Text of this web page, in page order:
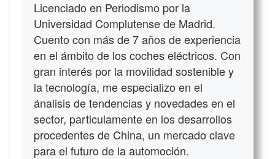
Licenciado en Periodismo por la
Universidad Complutense de Madrid.
Cuento con más de 7 años de experiencia
en el ámbito de los coches eléctricos. Con
gran interés por la movilidad sostenible y
la tecnología, me especializo en el
ánalisis de tendencias y novedades en el
sector, particulamente en los desarrollos
procedentes de China, un mercado clave
para el futuro de la automoción.